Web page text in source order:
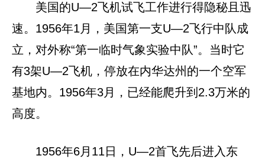
美国的U—2飞机试飞工作进行得隐秘且迅
速。1956年1月，美国第一支U—2飞行中队成
立，对外称“第一临时气象实验中队”。当时它
有3架U—2飞机，停放在内华达州的一个空军
基地内。1956年3月，已经能爬升到2.3万米的
高度。
1956年6月11日，U—2首飞先后进入东